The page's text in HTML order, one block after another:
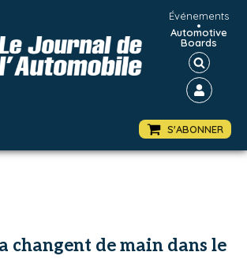
Événements
•
Automotive
Boards
S'ABONNER
changent de main dans le